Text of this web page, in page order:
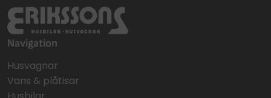
Navigation
Husvagnar
Vans & plåtisar